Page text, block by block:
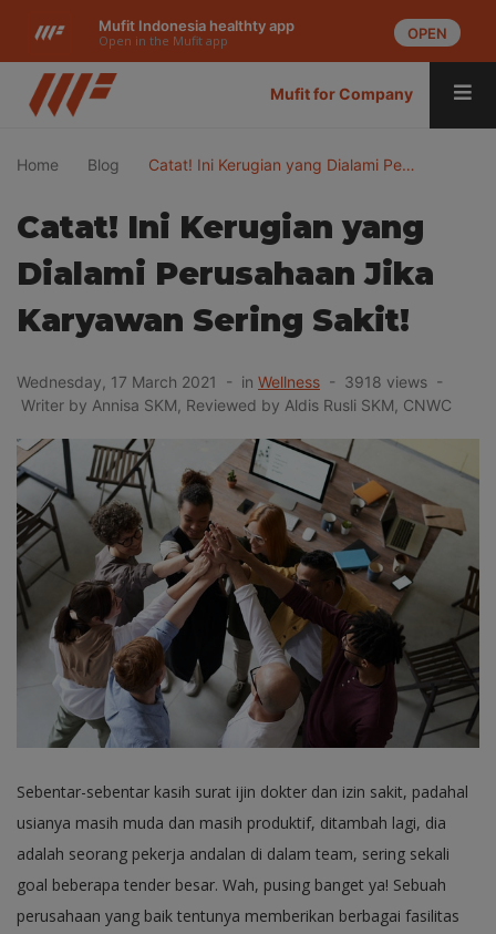
Mufit Indonesia healthty app
Open in the Mufit app OPEN
Mufit for Company
Home Blog Catat! Ini Kerugian yang Dialami Pe…
Catat! Ini Kerugian yang
Dialami Perusahaan Jika
Karyawan Sering Sakit!
Wednesday, 17 March 2021 - in Wellness - 3918 views -
Writer by Annisa SKM, Reviewed by Aldis Rusli SKM, CNWC
Sebentar-sebentar kasih surat ijin dokter dan izin sakit, padahal
usianya masih muda dan masih produktif, ditambah lagi, dia
adalah seorang pekerja andalan di dalam team, sering sekali
goal beberapa tender besar. Wah, pusing banget ya! Sebuah
perusahaan yang baik tentunya memberikan berbagai fasilitas